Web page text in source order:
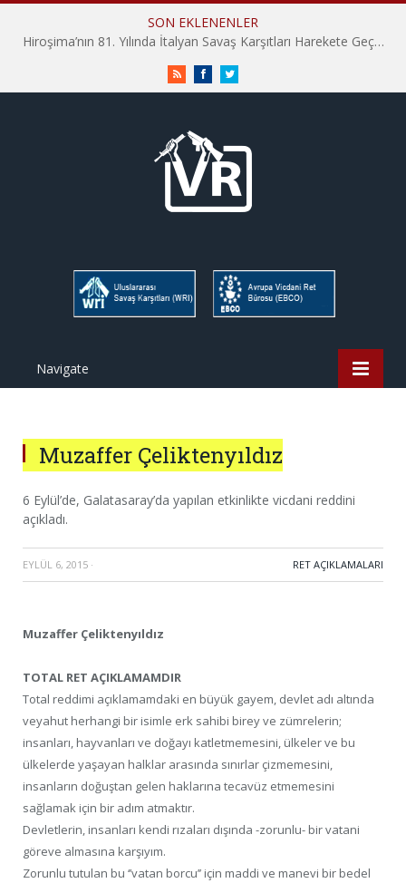
SON EKLENENLER
Hiroşima’nın 81. Yılında İtalyan Savaş Karşıtları Harekete Geçti: “Hatırlamak yeterli değil”
RSS FacebookTwitter
Navigate
Muzaffer Çeliktenyıldız
6 Eylül’de, Galatasaray’da yapılan etkinlikte vicdani reddini
açıkladı.
EYLÜL 6, 2015 · RET AÇIKLAMALARI
Muzaffer Çeliktenyıldız
TOTAL RET AÇIKLAMAMDIR
Total reddimi açıklamamdaki en büyük gayem, devlet adı altında
veyahut herhangi bir isimle erk sahibi birey ve zümrelerin;
insanları, hayvanları ve doğayı katletmemesini, ülkeler ve bu
ülkelerde yaşayan halklar arasında sınırlar çizmemesini,
insanların doğuştan gelen haklarına tecavüz etmemesini
sağlamak için bir adım atmaktır.
Devletlerin, insanları kendi rızaları dışında -zorunlu- bir vatani
göreve almasına karşıyım.
Zorunlu tutulan bu ‘’vatan borcu’’ için maddi ve manevi bir bedel